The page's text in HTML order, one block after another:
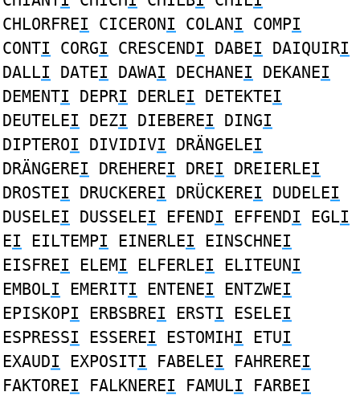
CHLORFREI CICERONI COLANI COMPI
CONTI CORGI CRESCENDI DABEI DAIQUIRI
DALLI DATEI DAWAI DECHANEI DEKANEI
DEMENTI DEPRI DERLEI DETEKTEI
DEUTELEI DEZI DIEBEREI DINGI
DIPTEROI DIVIDIVI DRÄNGELEI
DRÄNGEREI DREHEREI DREI DREIERLEI
DROSTEI DRUCKEREI DRÜCKEREI DUDELEI
DUSELEI DUSSELEI EFENDI EFFENDI EGLI
EI EILTEMPI EINERLEI EINSCHNEI
EISFREI ELEMI ELFERLEI ELITEUNI
EMBOLI EMERITI ENTENEI ENTZWEI
EPISKOPI ERBSBREI ERSTI ESELEI
ESPRESSI ESSEREI ESTOMIHI ETUI
EXAUDI EXPOSITI FABELEI FAHREREI
FAKTOREI FALKNEREI FAMULI FARBEI